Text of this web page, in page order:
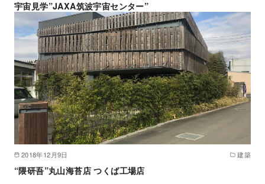
宇宙見学”JAXA筑波宇宙センター”
2018年12月9日 建築
“隈研吾”丸山海苔店 つくば工場店